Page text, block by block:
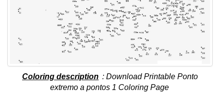
Coloring description : Download Printable Ponto
extremo a pontos 1 Coloring Page